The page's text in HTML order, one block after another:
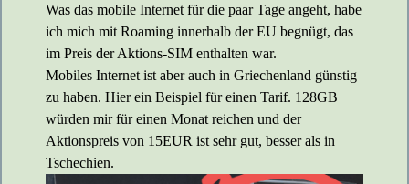
Was das mobile Internet für die paar Tage angeht, habe
ich mich mit Roaming innerhalb der EU begnügt, das
im Preis der Aktions-SIM enthalten war.
Mobiles Internet ist aber auch in Griechenland günstig
zu haben. Hier ein Beispiel für einen Tarif. 128GB
würden mir für einen Monat reichen und der
Aktionspreis von 15EUR ist sehr gut, besser als in
Tschechien.